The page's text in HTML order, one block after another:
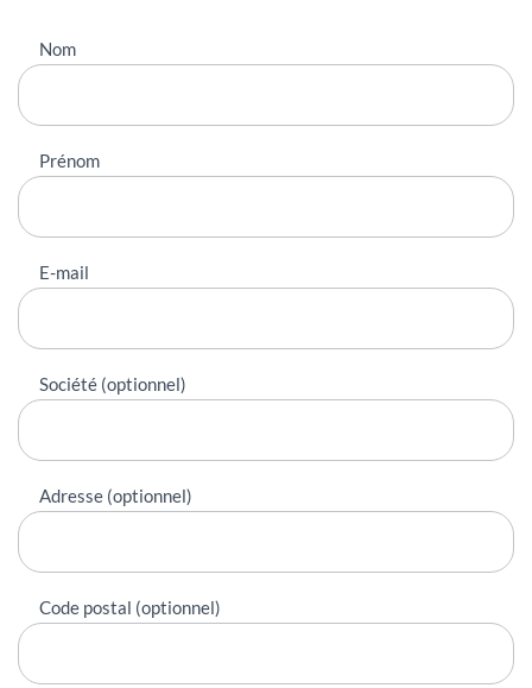
Nous
contacter
Nom
Prénom
E-mail
Société (optionnel)
Adresse (optionnel)
Code postal (optionnel)